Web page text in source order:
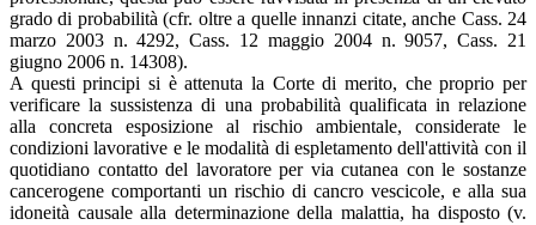
grado di probabilità (cfr. oltre a quelle innanzi citate, anche Cass. 24
marzo 2003 n. 4292, Cass. 12 maggio 2004 n. 9057, Cass. 21
giugno 2006 n. 14308).
A questi principi si è attenuta la Corte di merito, che proprio per
verificare la sussistenza di una probabilità qualificata in relazione
alla concreta esposizione al rischio ambientale, considerate le
condizioni lavorative e le modalità di espletamento dell'attività con il
quotidiano contatto del lavoratore per via cutanea con le sostanze
cancerogene comportanti un rischio di cancro vescicole, e alla sua
idoneità causale alla determinazione della malattia, ha disposto (v.